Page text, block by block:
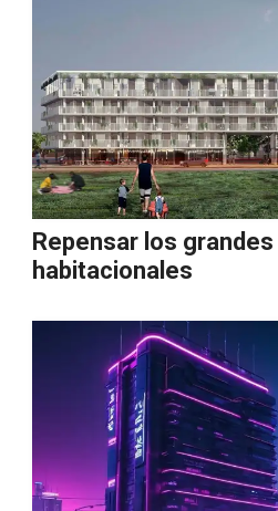
Repensar los
habitacionales